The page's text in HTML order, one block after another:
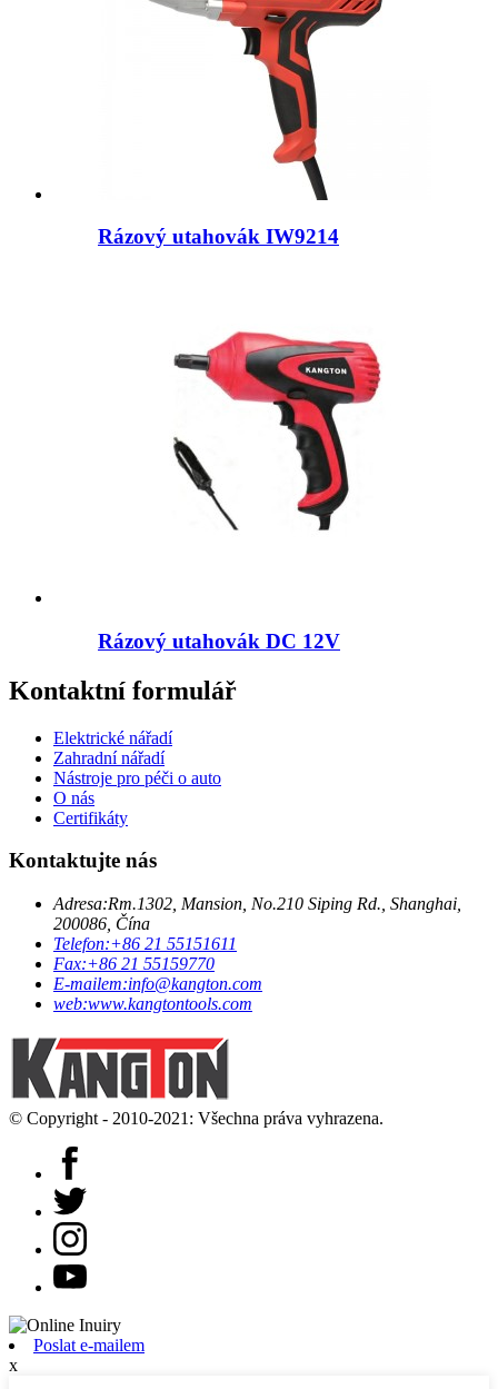
Rázový utahovák IW9214
Rázový utahovák DC 12V
Kontaktní formulář
Elektrické nářadí
Zahradní nářadí
Nástroje pro péči o auto
O nás
Certifikáty
Kontaktujte nás
Adresa:Rm.1302, Mansion, No.210 Siping Rd., Shanghai,
200086, Čína
Telefon:+86 21 55151611
Fax:+86 21 55159770
E-mailem:info@kangton.com
web:www.kangtontools.com
© Copyright - 2010-2021: Všechna práva vyhrazena.
Poslat e-mailem
x